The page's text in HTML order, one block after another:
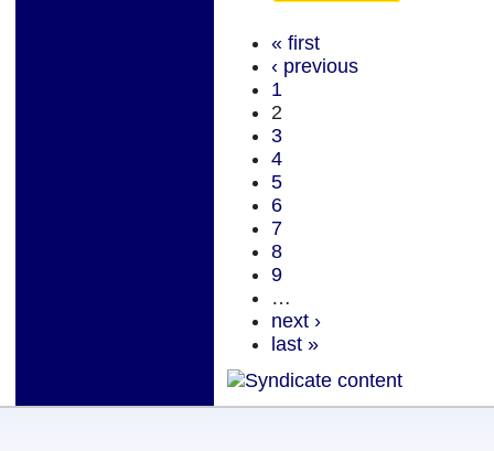
« first
‹ previous
1
2
3
4
5
6
7
8
9
…
next ›
last »